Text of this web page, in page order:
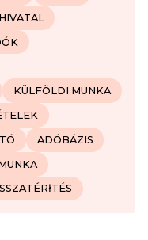
KÜLFÖLDI MUNKA
ADÓBÁZIS